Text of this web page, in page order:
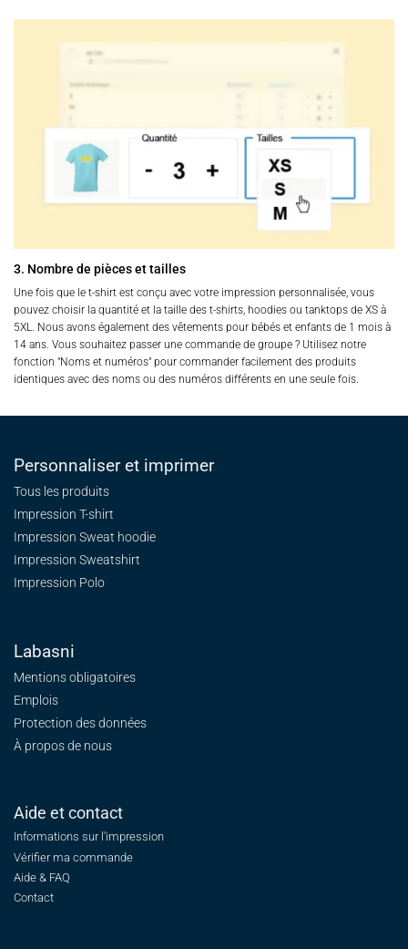
3. Nombre de pièces et tailles
Une fois que le t-shirt est conçu avec votre impression personnalisée, vous
pouvez choisir la quantité et la taille des t-shirts, hoodies ou tanktops de XS à
5XL. Nous avons également des vêtements pour bébés et enfants de 1 mois à
14 ans. Vous souhaitez passer une commande de groupe ? Utilisez notre
fonction "Noms et numéros" pour commander facilement des produits
identiques avec des noms ou des numéros différents en une seule fois.
Personnaliser et imprimer
Tous les produits
Impression T-shirt
Impression Sweat hoodie
Impression Sweatshirt
Impression Polo
Labasni
Mentions obligatoires
Emplois
Protection des données
À propos de nous
Aide et contact
Informations sur l'impression
Vérifier ma commande
Aide & FAQ
Contact